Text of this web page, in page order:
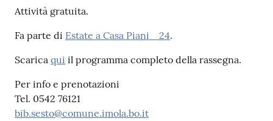
storico
Patto
Attività gratuita.
Fa parte di Estate a Casa Piani _24.
Scarica qui il programma completo della rassegna.
Per info e prenotazioni
Tel. 0542 76121
bib.sesto@comune.imola.bo.it